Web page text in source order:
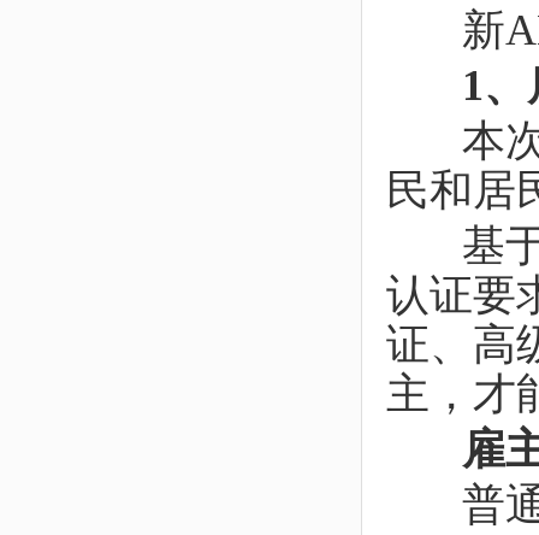
新
1、
本次
民和居
基于
认证要
证、高
主，才
雇主
普通